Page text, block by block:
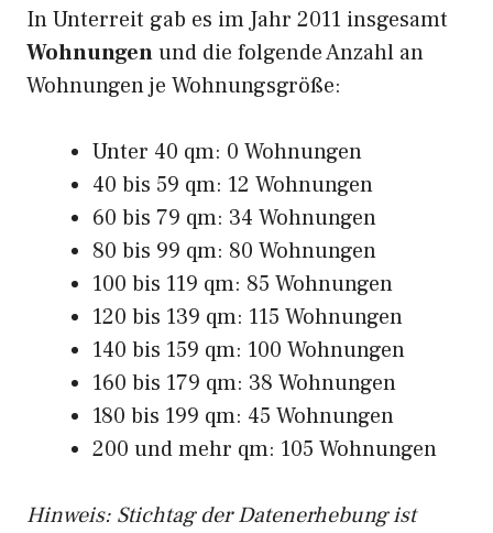
In Unterreit gab es im Jahr 2011 insgesamt
Wohnungenund die folgende Anzahl an
Wohnungen je Wohnungsgröße:
Unter 40 qm: 0 Wohnungen
40 bis 59 qm: 12 Wohnungen
60 bis 79 qm: 34 Wohnungen
80 bis 99 qm: 80 Wohnungen
100 bis 119 qm: 85 Wohnungen
120 bis 139 qm: 115 Wohnungen
140 bis 159 qm: 100 Wohnungen
160 bis 179 qm: 38 Wohnungen
180 bis 199 qm: 45 Wohnungen
200 und mehr qm: 105 Wohnungen
Hinweis: Stichtag der Datenerhebung ist